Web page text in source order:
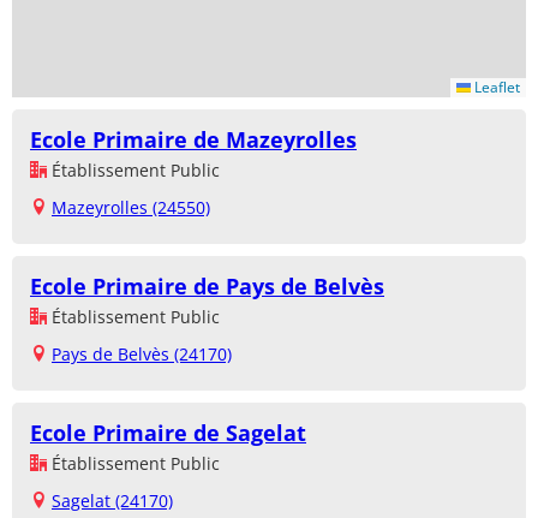
Leaflet
Ecole Primaire de Mazeyrolles
Établissement Public
Mazeyrolles (24550)
Ecole Primaire de Pays de Belvès
Établissement Public
Pays de Belvès (24170)
Ecole Primaire de Sagelat
Établissement Public
Sagelat (24170)